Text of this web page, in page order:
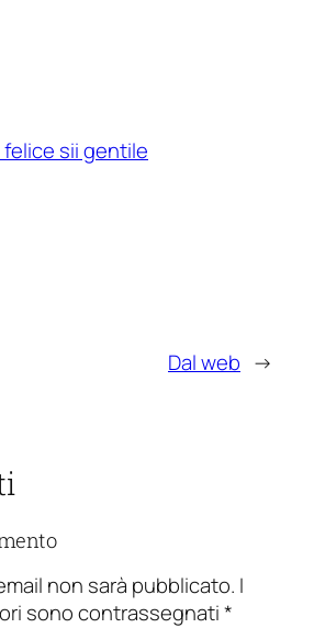
sii gentile
Dal web →
non sarà pubblicato. I
sono contrassegnati*